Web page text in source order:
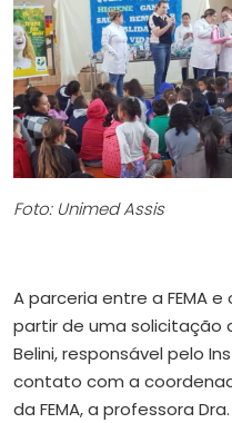
Foto: Unimed Assis
A parceria entre a FEMA
partir de uma solicitação
Belini, responsável pelo
contato com a
da FEMA, a professora